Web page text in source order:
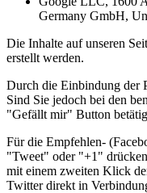
Germany GmbH,
Die Inhalte auf unseren
erstellt werden.
Durch die Einbindung der
Sind Sie jedoch bei den
"Gefällt mir" Button
Für die Empfehlen-
"Tweet" oder "+1"
mit einem zweiten Klick
Twitter direkt in